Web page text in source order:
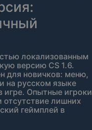
локализованным
версию CS 1.6.
для новичков: меню,
на русском языке
игре. Опытные игроки
отсутствие лишних
геймплей в